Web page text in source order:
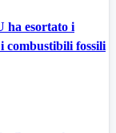
ha esortato i
combustibili fossili